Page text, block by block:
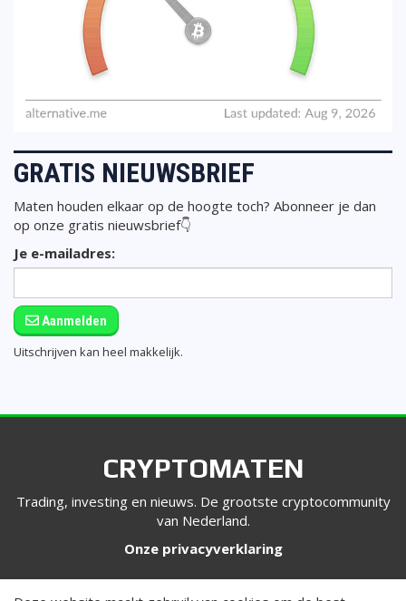
GRATIS NIEUWSBRIEF
Maten houden elkaar op de hoogte toch? Abonneer je dan
op onze gratis nieuwsbrief👇
Je e-mailadres:
Aanmelden
Uitschrijven kan heel makkelijk.
CRYPTOMATEN
Trading, investing en nieuws. De grootste cryptocommunity
van Nederland.
Onze privacyverklaring
VOLG ONS